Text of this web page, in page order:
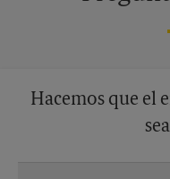
Hacemos que el